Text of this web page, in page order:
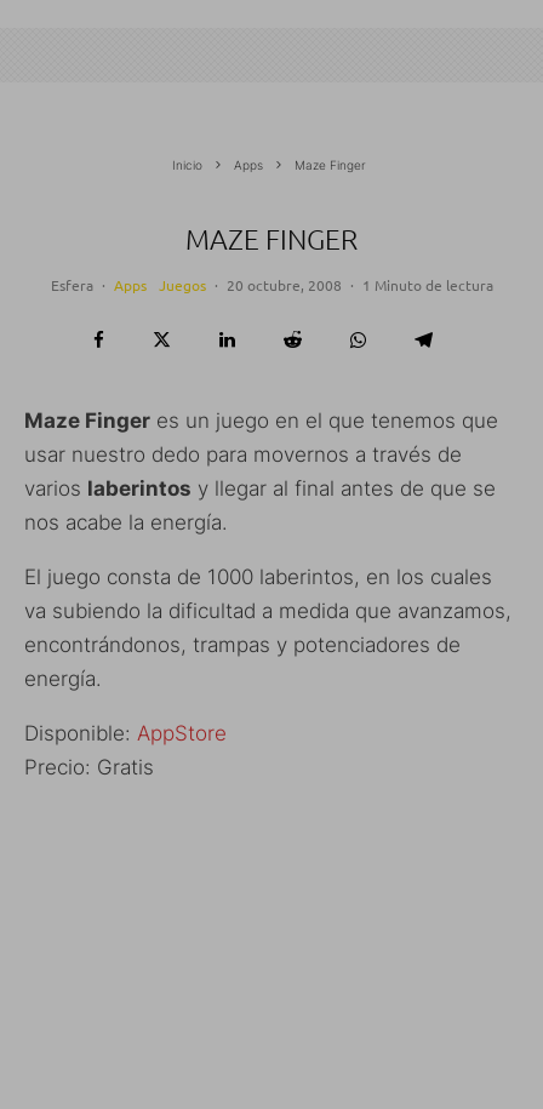
Inicio Apps Maze Finger
MAZE FINGER
Esfera · Apps Juegos · 20 octubre, 2008 · 1 Minuto de lectura
Maze Finger es un juego en el que tenemos que
usar nuestro dedo para movernos a través de
varios laberintos y llegar al final antes de que se
nos acabe la energía.
El juego consta de 1000 laberintos, en los cuales
va subiendo la dificultad a medida que avanzamos,
encontrándonos, trampas y potenciadores de
energía.
Disponible: AppStore
Precio: Gratis